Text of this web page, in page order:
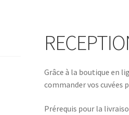
Grâce à la boutique en
commander vos cuvées
Prérequis pour la